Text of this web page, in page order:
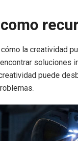
la creatividad
soluciones
puede